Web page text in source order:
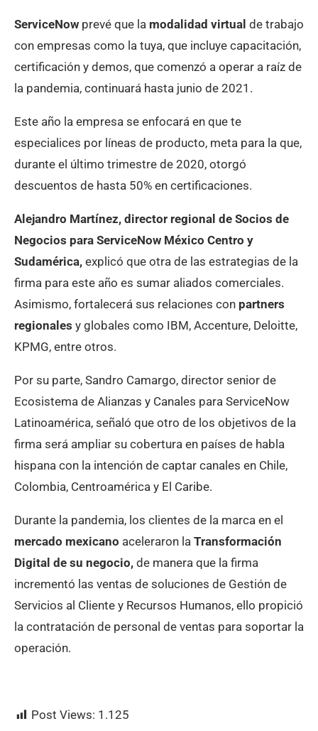
ServiceNow prevé que la modalidad virtual de trabajo
con empresas como la tuya, que incluye capacitación,
certificación y demos, que comenzó a operar a raíz de
la pandemia, continuará hasta junio de 2021.
Este año la empresa se enfocará en que te
especialices por líneas de producto, meta para la que,
durante el último trimestre de 2020, otorgó
descuentos de hasta 50% en certificaciones.
Alejandro Martínez, director regional de Socios de
Negocios para ServiceNow México Centro y
Sudamérica, explicó que otra de las estrategias de la
firma para este año es sumar aliados comerciales.
Asimismo, fortalecerá sus relaciones con partners
regionales y globales como IBM, Accenture, Deloitte,
KPMG, entre otros.
Por su parte, Sandro Camargo, director senior de
Ecosistema de Alianzas y Canales para ServiceNow
Latinoamérica, señaló que otro de los objetivos de la
firma será ampliar su cobertura en países de habla
hispana con la intención de captar canales en Chile,
Colombia, Centroamérica y El Caribe.
Durante la pandemia, los clientes de la marca en el
mercado mexicano aceleraron la Transformación
Digital de su negocio, de manera que la firma
incrementó las ventas de soluciones de Gestión de
Servicios al Cliente y Recursos Humanos, ello propició
la contratación de personal de ventas para soportar la
operación.
Post Views: 1.125